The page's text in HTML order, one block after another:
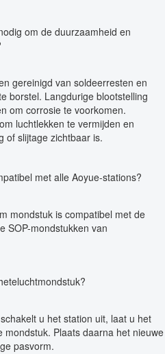
om de duurzaamheid en
gereinigd van soldeerresten en
borstel. Langdurige blootstelling
om corrosie te voorkomen.
luchtlekken te vermijden en
of slijtage zichtbaar is.
met alle Aoyue-stations?
mondstuk is compatibel met de
SOP-mondstukken van
u het station uit, laat u het
Plaats daarna het nieuwe
pasvorm.